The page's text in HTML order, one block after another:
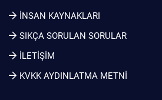
İNSAN KAYNAKLARI
SIKÇA SORULAN SORULAR
İLETİŞİM
KVKK AYDINLATMA METNI